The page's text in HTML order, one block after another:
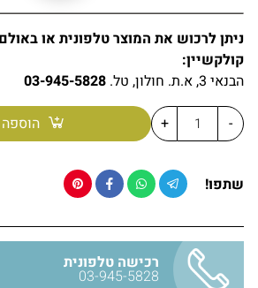
ניתן לרכוש את המוצר טלפונית או
קולקשיין:
הבנאי 3, א.ת. חולון, טל.
03-945-5828
-
+
שתפו!
רכישה טלפונית
03-945-5828